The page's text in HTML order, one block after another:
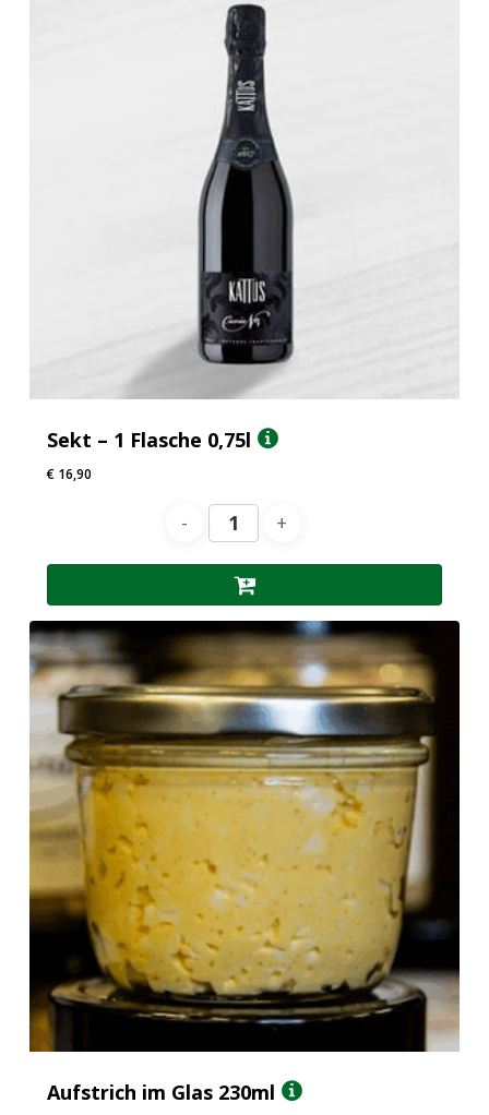
Sekt – 1 Flasche 0,75l
€16,90
Aufstrich im Glas 230ml